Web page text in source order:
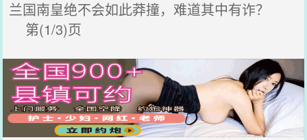
兰国南皇绝不会如此莽撞，难道其中有诈？
第(1/3)页